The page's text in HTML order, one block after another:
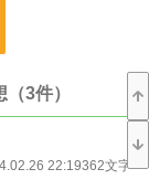
落事件の謎を追うミ
（3件）
22:19362文字